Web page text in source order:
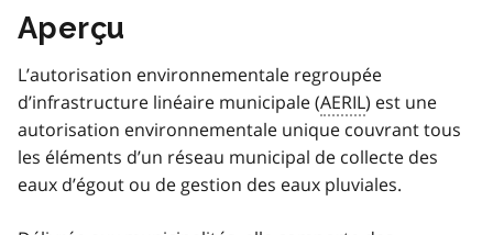
Aperçu
L’autorisation environnementale regroupée
d’infrastructure linéaire municipale (AERIL) est une
autorisation environnementale unique couvrant tous
les éléments d’un réseau municipal de collecte des
eaux d’égout ou de gestion des eaux pluviales.